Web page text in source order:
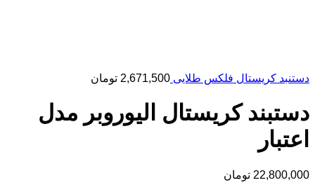
دستنبد کریستال فلکس طلایی 2,671,500 تومان
دستبند کریستال الیوروبر مدل
اعتبار
22,800,000 تومان